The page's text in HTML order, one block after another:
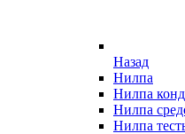
Назад
Нилпа
Нилпа
Нилпа
Нилпа